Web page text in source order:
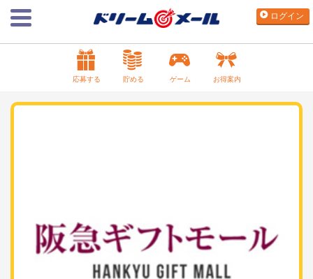
ログイン
応募する 貯める ゲーム お得案内